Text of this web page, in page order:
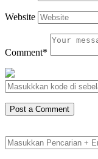
Website
Comment*